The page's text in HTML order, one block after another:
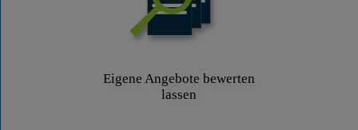
Eigene Angebote bewerten
lassen